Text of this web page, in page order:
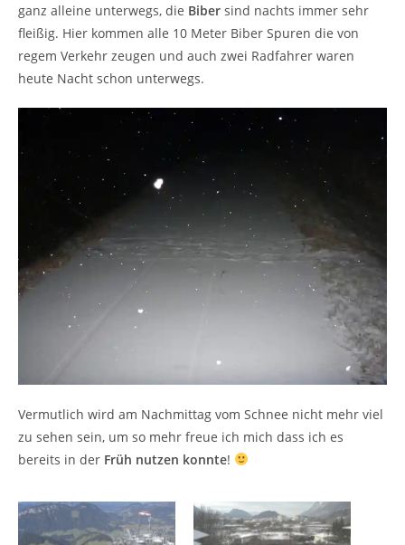
ganz alleine unterwegs, die Biber sind nachts immer sehr
fleißig. Hier kommen alle 10 Meter Biber Spuren die von
regem Verkehr zeugen und auch zwei Radfahrer waren
heute Nacht schon unterwegs.
Vermutlich wird am Nachmittag vom Schnee nicht mehr viel
zu sehen sein, um so mehr freue ich mich dass ich es
bereits in der Früh nutzen konnte!